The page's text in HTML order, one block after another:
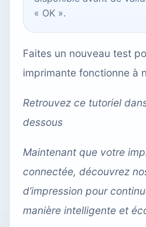
« OK ».
Faites un nouveau test
imprimante fonctionne à
Retrouvez ce tutoriel
dessous
Maintenant que votre
connectée, découvrez
d’impression pour
manière intelligente et